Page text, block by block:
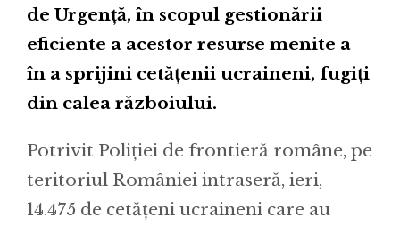
de Urgență, în scopul gestionării
eficiente a acestor resurse menite a
în a sprijini cetățenii ucraineni, fugiți
din calea războiului.
Potrivit Poliției de frontieră române, pe
teritoriul României intraseră, ieri,
14.475 de cetățeni ucraineni care au